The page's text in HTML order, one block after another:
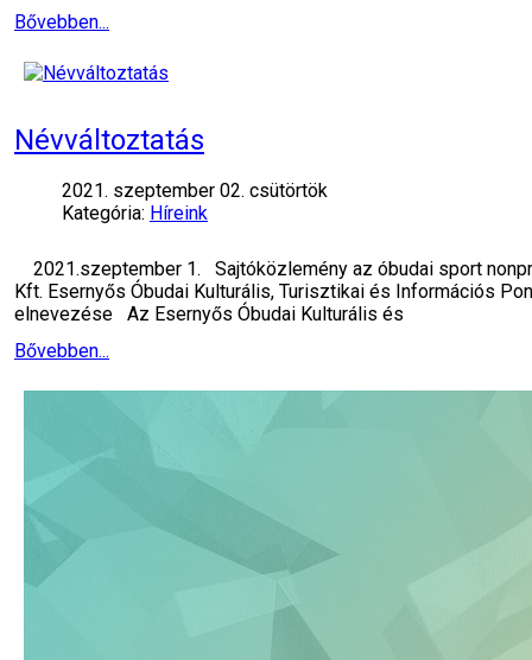
Bővebben...
Névváltoztatás
2021. szeptember 02. csütörtök
Kategória: Híreink
2021.szeptember 1. Sajtóközlemény az óbudai sport
Kft. Esernyős Óbudai Kulturális, Turisztikai és Információs
elnevezése Az Esernyős Óbudai Kulturális és
Bővebben...